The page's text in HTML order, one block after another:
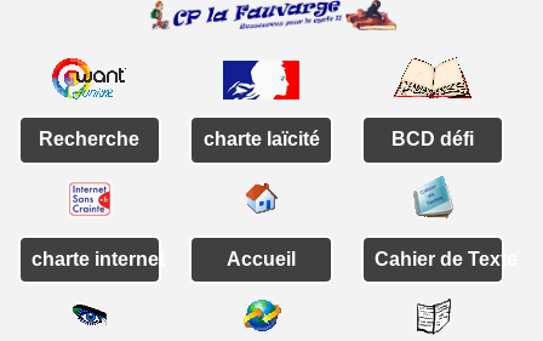
Recherche charte laïcité BCD défi
charte internet Accueil Cahier de Texte